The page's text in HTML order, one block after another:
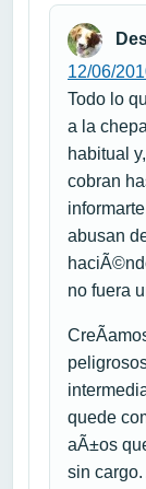
12/06/
Todo lo
a la
habitual
cobran
abusan
no fuera
quede
aÃ±os
sin